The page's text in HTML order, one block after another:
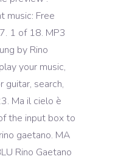
music: Free
1 of 18. MP3
by Rino
your music,
guitar, search,
Ma il cielo è
the input box to
gaetano. MA
Rino Gaetano